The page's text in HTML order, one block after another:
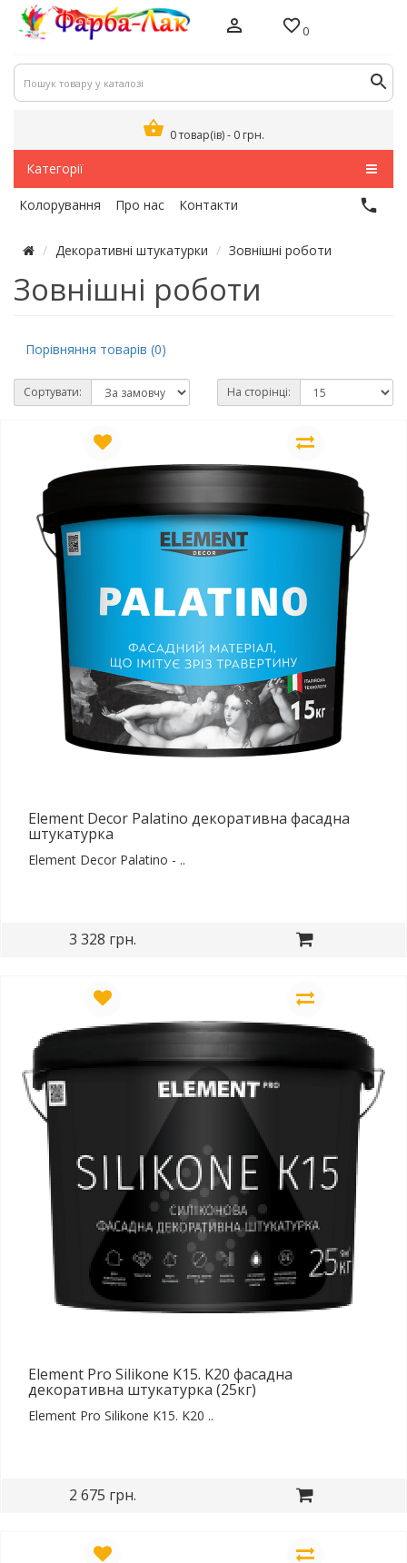
0
0 товар(ів) - 0 грн.
Категорії
Колорування Про нас Контакти
Декоративні штукатурки Зовнішні роботи
Зовнішні роботи
Порівняння товарів (0)
Сортувати: На сторінці:
Element Decor Palatino декоративна фасадна
штукатурка
Element Decor Palatino - ..
3 328 грн.
Element Pro Silikone K15. K20 фасадна
декоративна штукатурка (25кг)
Element Pro Silikone K15. K20 ..
2 675 грн.